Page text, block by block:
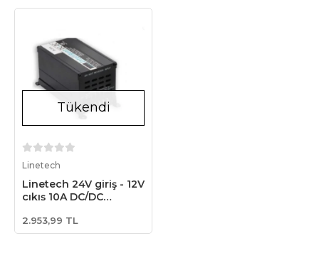
Tükendi
Linetech
Linetech 24V giriş - 12V
çıkış 10A DC/DC
2.953,99 TL